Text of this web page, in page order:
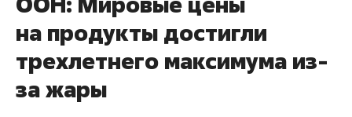
на продукты достигли
трехлетнего максимума из-
за жары